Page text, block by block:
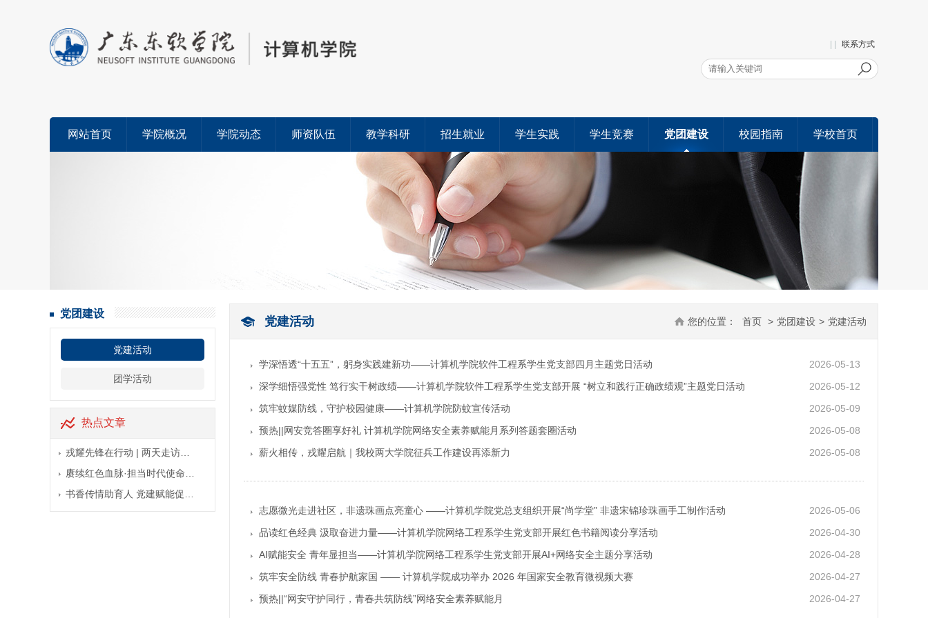
联系方式
网站首页 学院概况 学院动态 师资队伍 教学科研 招生就业 学生实践 学生竞赛 党团建设 校园指南 学校首页
党团建设
党建活动
团学活动
热点文章
戎耀先锋在行动 | 两天走访…
赓续红色血脉·担当时代使命…
书香传情助育人 党建赋能促…
您的位置： 首页 > 党团建设 > 党建活动
党建活动
2026-05-13
学深悟透“十五五”，躬身实践建新功——计算机学院软件工程系学生党支部四月主题党日活动
2026-05-12
深学细悟强党性 笃行实干树政绩——计算机学院软件工程系学生党支部开展 “树立和践行正确政绩观”主题党日活动
2026-05-09
筑牢蚊媒防线，守护校园健康——计算机学院防蚊宣传活动
2026-05-08
预热||网安竞答圈享好礼 计算机学院网络安全素养赋能月系列答题套圈活动
2026-05-08
薪火相传，戎耀启航｜我校两大学院征兵工作建设再添新力
2026-05-06
志愿微光走进社区，非遗珠画点亮童心 ——计算机学院党总支组织开展“尚学堂” 非遗宋锦珍珠画手工制作活动
2026-04-30
品读红色经典 汲取奋进力量——计算机学院网络工程系学生党支部开展红色书籍阅读分享活动
2026-04-28
AI赋能安全 青年显担当——计算机学院网络工程系学生党支部开展AI+网络安全主题分享活动
2026-04-27
筑牢安全防线 青春护航家国 —— 计算机学院成功举办 2026 年国家安全教育微视频大赛
2026-04-27
预热||“网安守护同行，青春共筑防线”网络安全素养赋能月